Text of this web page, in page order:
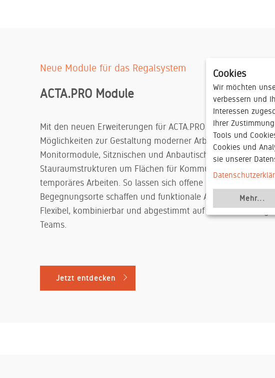
Neue Module für das Regalsystem
ACTA.PRO Module
Mit den neuen Erweiterungen für ACTA.PRO entstehen
Möglichkeiten zur Gestaltung moderner Arbeitswelten.
Monitormodule, Sitznischen und Anbautische erweitern
Stauraumstrukturen um Flächen für Kommunikation,
temporäres Arbeiten. So lassen sich offene Bereiche gezielt
Begegnungsorte schaffen und funktionale Arbeitsflächen
Flexibel, kombinierbar und abgestimmt auf die
Teams.
Jetzt entdecken
Cookies
Wir möchten
verbessern und
Interessen
Ihrer
Tools und
Cookies und
sie unserer
Mehr...